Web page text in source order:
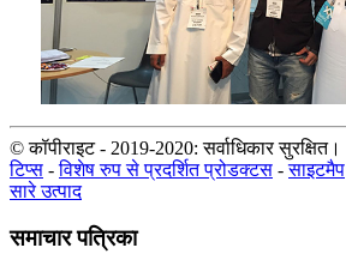
© कॉपीराइट - 2019-2020: सर्वाधिकार सुरक्षित।
टिप्स -विशेष रुप से प्रदर्शित प्रोडक्टस -साइटमैप
सारे उत्पाद
समाचार पत्रिका